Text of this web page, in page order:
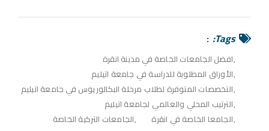
Tags:
افضل الجامعات الخاصة في مدينة انقرة
الأوراق المطلوبة للدراسة في جامعة اتيليم
التخصصات المتوفرة لطلاب مرحلة البكالوريوس في جامعة اتيليم
الترتيب المحلي والعالمي لجامعة اتيليم
الجامعا الخاصة في انقرة
الجامعات التركية الخاصة